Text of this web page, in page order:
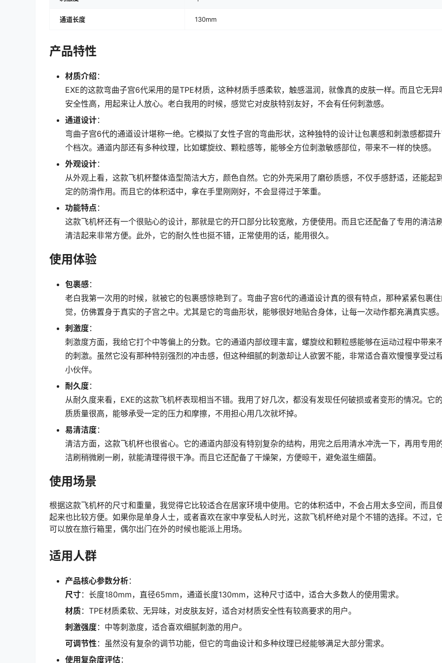
通道长度 130mm
产品特性
材质介绍 ：
EXE的这款弯曲子宫6代采用的是TPE材质，这种材质手感柔软，触感温润，就像真的皮肤一样。而且它无异
安全性高，用起来让人放心。老白我用的时候，感觉它对皮肤特别友好，不会有任何刺激感。
通道设计：
弯曲子宫6代的通道设计堪称一绝。它模拟了女性子宫的弯曲形状，这种独特的设计让包裹感和刺激感都提
个档次。通道内部还有多种纹理，比如螺旋纹、颗粒感等，能够全方位刺激敏感部位，带来不一样的快感。
外观设计：
从外观上看，这款飞机杯整体造型简洁大方，颜色自然。它的外壳采用了磨砂质感，不仅手感舒适，还能起
定的防滑作用。而且它的体积适中，拿在手里刚刚好，不会显得过于笨重。
功能特点 ：
这款飞机杯还有一个很贴心的设计，那就是它的开口部分比较宽敞，方便使用。而且它还配备了专用的清洁刷
清洁起来非常方便。此外，它的耐久性也挺不错，正常使用的话，能用很久。
使用体验
包裹感：
老白我第一次用的时候，就被它的包裹感惊艳到了。弯曲子宫6代的通道设计真的很有特点，那种紧紧包裹
觉，仿佛置身于真实的子宫之中。尤其是它的弯曲形状，能够很好地贴合身体，让每一次动作都充满真实感。
刺激度：
刺激度方面，我给它打个中等偏上的分数。它的通道内部纹理丰富，螺旋纹和颗粒感能够在运动过程中带来
的刺激。虽然它没有那种特别强烈的冲击感，但这种细腻的刺激却让人欲罢不能，非常适合喜欢慢慢享受过
小伙伴。
耐久度：
从耐久度来看，EXE的这款飞机杯表现相当不错。我用了好几次，都没有发现任何破损或者变形的情况。它
质质量很高，能够承受一定的压力和摩擦，不用担心用几次就坏掉。
易清洁度：
清洁方面，这款飞机杯也很省心。它的通道内部没有特别复杂的结构，用完之后用清水冲洗一下，再用专用
洁刷稍微刷一刷，就能清理得很干净。而且它还配备了干燥架，方便晾干，避免滋生细菌。
使用场景
根据这款飞机杯的尺寸和重量，我觉得它比较适合在居家环境中使用。它的体积适中，不会占用太多空间，而且
起来也比较方便。如果你是单身人士，或者喜欢在家中享受私人时光，这款飞机杯绝对是个不错的选择。不过，
可以放在旅行箱里，偶尔出门在外的时候也能派上用场。
适用人群
产品核心参数分析：
尺寸：长度180mm，直径65mm，通道长度130mm，这种尺寸适中，适合大多数人的使用需求。
材质：TPE材质柔软、无异味，对皮肤友好，适合对材质安全性有较高要求的用户。
刺激强度：中等刺激度，适合喜欢细腻刺激的用户。
可调节性：虽然没有复杂的调节功能，但它的弯曲设计和多种纹理已经能够满足大部分需求。
使用复杂度评估：